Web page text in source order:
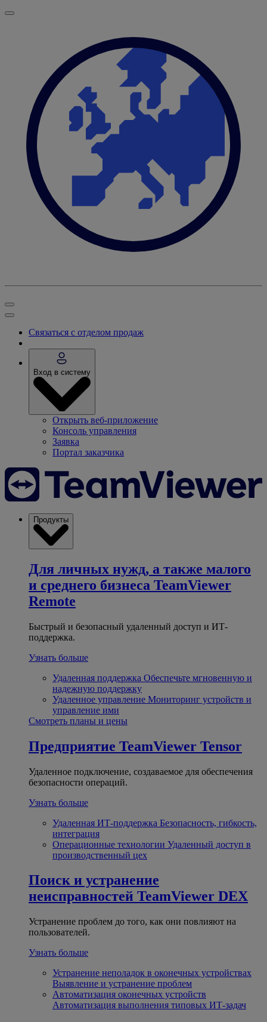
Связаться с отделом продаж
Вход в систему
Открыть веб-приложение
Консоль управления
Заявка
Портал заказчика
Продукты
Для личных нужд, а также малого
и среднего бизнеса TeamViewer
Remote
Быстрый и безопасный удаленный доступ и ИТ-
поддержка.
Узнать больше
Удаленная поддержка Обеспечьте мгновенную и
надежную поддержку
Удаленное управление Мониторинг устройств и
управление ими
Смотреть планы и цены
Предприятие TeamViewer Tensor
Удаленное подключение, создаваемое для обеспечения
безопасности операций.
Узнать больше
Удаленная ИТ-поддержка Безопасность, гибкость,
интеграция
Операционные технологии Удаленный доступ в
производственный цех
Поиск и устранение
неисправностей TeamViewer DEX
Устранение проблем до того, как они повлияют на
пользователей.
Узнать больше
Устранение неполадок в оконечных устройствах
Выявление и устранение проблем
Автоматизация оконечных устройств
Автоматизация выполнения типовых ИТ-задач